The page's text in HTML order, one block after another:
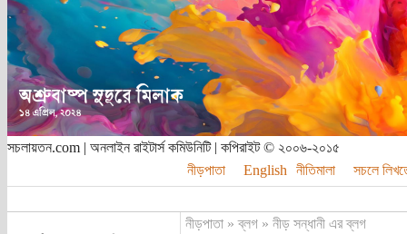
সচলায়তন.com | অনলাইন রাইটার্স কমিউনিটি | কপিরাইট © ২০০৬-২০১৫
নীড়পাতা
English নীতিমালা সচলে
নীড়পাতা»ব্লগ» নীড় সন্ধানী এর ব্লগ